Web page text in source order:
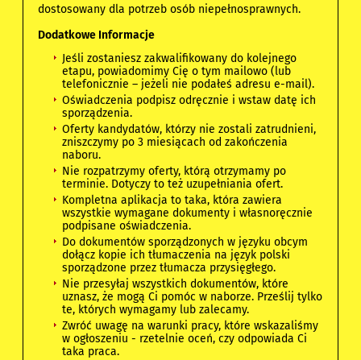
dostosowany dla potrzeb osób niepełnosprawnych.
Dodatkowe Informacje
Jeśli zostaniesz zakwalifikowany do kolejnego
etapu, powiadomimy Cię o tym mailowo (lub
telefonicznie – jeżeli nie podałeś adresu e-mail).
Oświadczenia podpisz odręcznie i wstaw datę ich
sporządzenia.
Oferty kandydatów, którzy nie zostali zatrudnieni,
zniszczymy po 3 miesiącach od zakończenia
naboru.
Nie rozpatrzymy oferty, którą otrzymamy po
terminie. Dotyczy to też uzupełniania ofert.
Kompletna aplikacja to taka, która zawiera
wszystkie wymagane dokumenty i własnoręcznie
podpisane oświadczenia.
Do dokumentów sporządzonych w języku obcym
dołącz kopie ich tłumaczenia na język polski
sporządzone przez tłumacza przysięgłego.
Nie przesyłaj wszystkich dokumentów, które
uznasz, że mogą Ci pomóc w naborze. Prześlij tylko
te, których wymagamy lub zalecamy.
Zwróć uwagę na warunki pracy, które wskazaliśmy
w ogłoszeniu - rzetelnie oceń, czy odpowiada Ci
taka praca.